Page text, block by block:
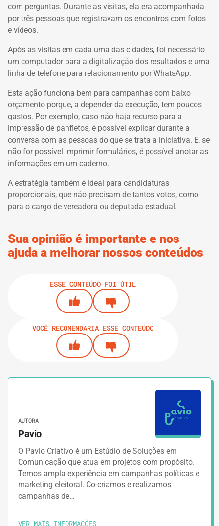
com perguntas. Durante as visitas, ela era acompanhada
por três pessoas que registravam os encontros com fotos
e vídeos.
Após as visitas em cada uma das cidades, foi necessário
um computador para a digitalização dos resultados e uma
linha de telefone para relacionamento por WhatsApp.
Esta ação funciona bem para campanhas com baixo
orçamento porque, a depender da execução, tem poucos
gastos. Por exemplo, caso não haja recurso para a
impressão de panfletos, é possível explicar durante a
conversa com as pessoas do que se trata a iniciativa. E, se
não for possível imprimir formulários, é possível anotar as
informações em um caderno.
A estratégia também é ideal para candidaturas
proporcionais, que não precisam de tantos votos, como
para o cargo de vereadora ou deputada estadual.
Sua opinião é importante e nos
ajuda a melhorar nossos conteúdos
ESSE CONTEÚDO FOI ÚTIL
VOCÊ RECOMENDARIA ESSE CONTEÚDO
AUTORA
Pavio
O Pavio Criativo é um Estúdio de Soluções em
Comunicação que atua em projetos com propósito.
Temos ampla experiência em campanhas políticas e
marketing eleitoral. Co-criamos e realizamos
campanhas de…
VER MAIS INFORMAÇÕES